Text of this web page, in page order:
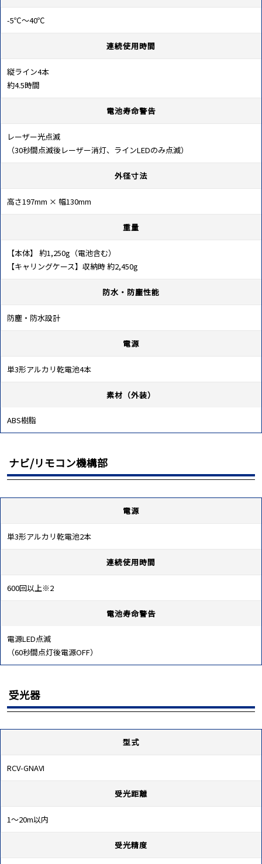
-5℃～40℃
連続使用時間
縦ライン4本
約4.5時間
電池寿命警告
レーザー光点滅
（30秒間点滅後レーザー消灯、ラインLEDのみ点滅）
外径寸法
高さ197mm × 幅130mm
重量
【本体】 約1,250g（電池含む）
【キャリングケース】収納時 約2,450g
防水・防塵性能
防塵・防水設計
電源
単3形アルカリ乾電池4本
素材（外装）
ABS樹脂
ナビ/リモコン機構部
電源
単3形アルカリ乾電池2本
連続使用時間
600回以上※2
電池寿命警告
電源LED点滅
（60秒間点灯後電源OFF）
受光器
型式
RCV-GNAVI
受光距離
1～20m以内
受光精度